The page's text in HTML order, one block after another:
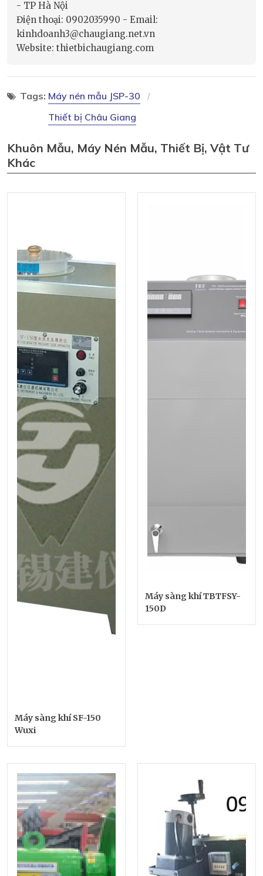
- TP Hà Nội
Điện thoại: 0902035990 - Email:
kinhdoanh3@chaugiang.net.vn
Website: thietbichaugiang.com
Tags: Máy nén mẫu JSP-30
Thiết bị Châu Giang
Khuôn Mẫu, Máy Nén Mẫu, Thiết Bị, Vật Tư
Khác
Máy sàng khí SF-150
Wuxi
Máy sàng khí TBTFSY-
150D